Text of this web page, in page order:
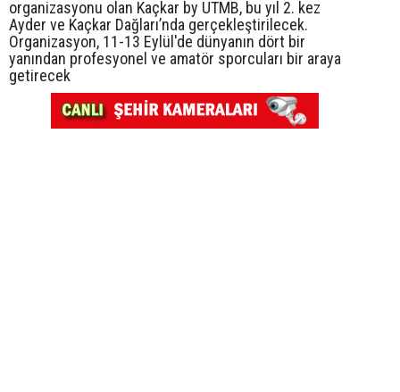
organizasyonu olan Kaçkar by UTMB, bu yıl 2. kez
Ayder ve Kaçkar Dağları’nda gerçekleştirilecek.
Organizasyon, 11-13 Eylül'de dünyanın dört bir
yanından profesyonel ve amatör sporcuları bir araya
getirecek